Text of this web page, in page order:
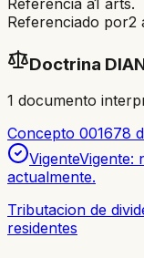
Referencia a1 arts.
Referenciado por2
Doctrina
1 documento
Concepto 001678
VigenteVigente:
actualmente.
Tributacion de
residentes